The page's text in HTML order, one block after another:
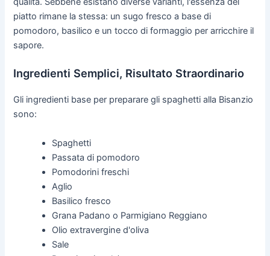
piatto rimane la stessa: un sugo fresco a base di
pomodoro, basilico e un tocco di formaggio per arricchire il
sapore.
Ingredienti Semplici, Risultato Straordinario
Gli ingredienti base per preparare gli spaghetti alla Bisanzio
sono:
Spaghetti
Passata di pomodoro
Pomodorini freschi
Aglio
Basilico fresco
Grana Padano o Parmigiano Reggiano
Olio extravergine d'oliva
Sale